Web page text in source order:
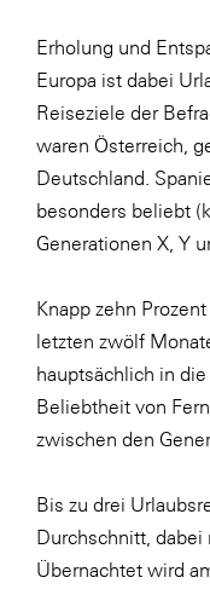
Sony DADC
SPIEGLTEC
STIHL Tirol
Trend Micro
TAG GmbH
Verband
WKS
Zühlke
Erholung und
Europa ist dabei
Reiseziele der
waren Österreich,
Deutschland.
besonders beliebt
Generationen X, Y
Knapp zehn
letzten zwölf
hauptsächlich in
Beliebtheit von
zwischen den
Bis zu drei
Durchschnitt, dabei
Übernachtet wird